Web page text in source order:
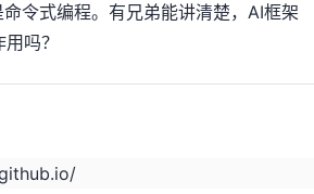
令式编程。有兄弟能讲清楚，AI框架
吗？